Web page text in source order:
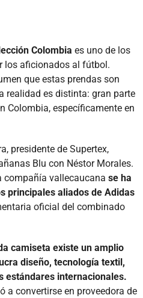
Colombia es uno de los
los aficionados al fútbol.
que estas prendas son
realidad es distinta: gran parte
Colombia, específicamente en
presidente de Supertex,
Blu con Néstor Morales.
compañía vallecaucana se ha
principales aliados de Adidas
oficial del combinado
camiseta existe un amplio
diseño, tecnología textil,
estándares internacionales.
a convertirse en proveedora de